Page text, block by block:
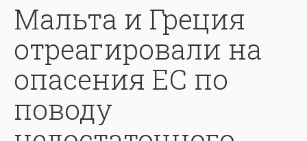
Мальта и Греция
отреагировали на
опасения ЕС по
поводу